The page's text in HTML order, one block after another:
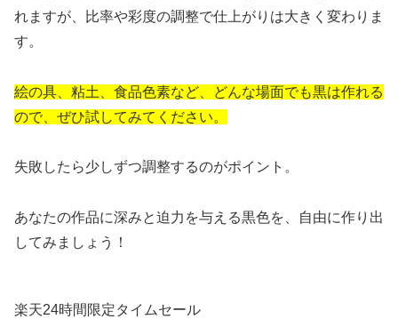
れますが、比率や彩度の調整で仕上がりは大きく変わりま
す。
絵の具、粘土、食品色素など、どんな場面でも黒は作れる
ので、ぜひ試してみてください。
失敗したら少しずつ調整するのがポイント。
あなたの作品に深みと迫力を与える黒色を、自由に作り出
してみましょう！
楽天24時間限定タイムセール